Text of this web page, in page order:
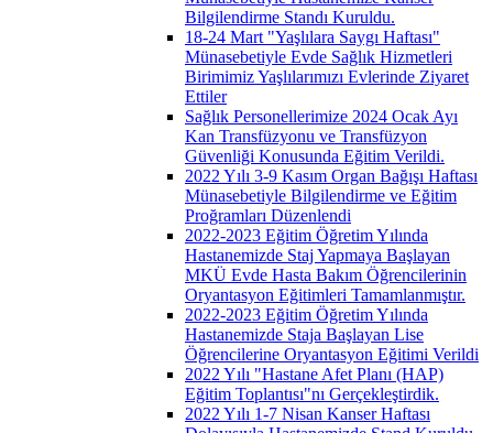
Bilgilendirme Standı Kuruldu.
18-24 Mart "Yaşlılara Saygı Haftası"
Münasebetiyle Evde Sağlık Hizmetleri
Birimimiz Yaşlılarımızı Evlerinde Ziyaret
Ettiler
Sağlık Personellerimize 2024 Ocak Ayı
Kan Transfüzyonu ve Transfüzyon
Güvenliği Konusunda Eğitim Verildi.
2022 Yılı 3-9 Kasım Organ Bağışı Haftası
Münasebetiyle Bilgilendirme ve Eğitim
Proğramları Düzenlendi
2022-2023 Eğitim Öğretim Yılında
Hastanemizde Staj Yapmaya Başlayan
MKÜ Evde Hasta Bakım Öğrencilerinin
Oryantasyon Eğitimleri Tamamlanmıştır.
2022-2023 Eğitim Öğretim Yılında
Hastanemizde Staja Başlayan Lise
Öğrencilerine Oryantasyon Eğitimi Verildi
2022 Yılı "Hastane Afet Planı (HAP)
Eğitim Toplantısı"nı Gerçekleştirdik.
2022 Yılı 1-7 Nisan Kanser Haftası